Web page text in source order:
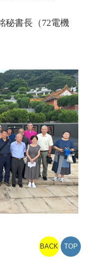
書長（72電機
BACK TOP